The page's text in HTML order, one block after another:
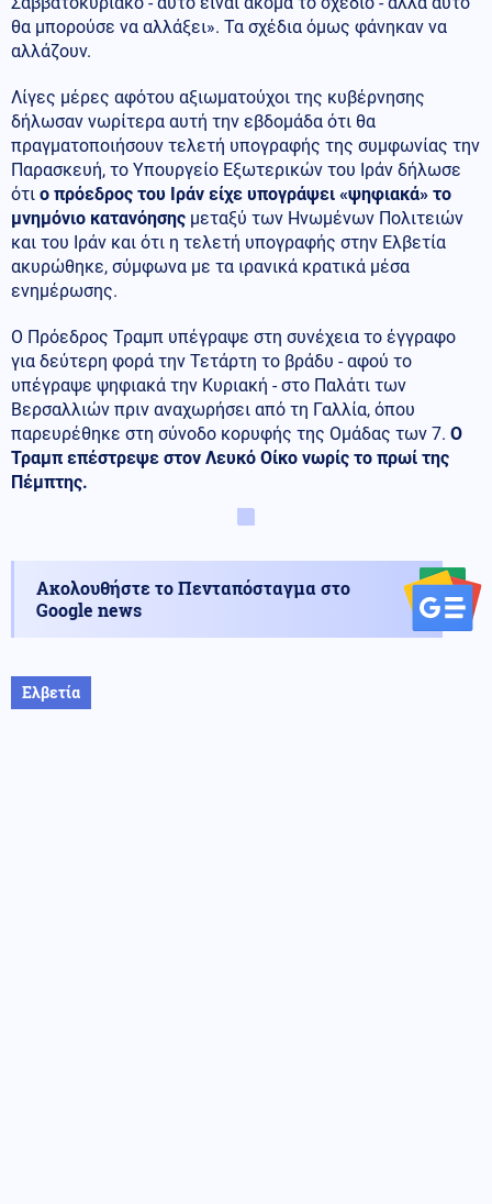
θα μπορούσε να αλλάξει». Τα σχέδια όμως φάνηκαν να
αλλάζουν.
Λίγες μέρες αφότου αξιωματούχοι της κυβέρνησης
δήλωσαν νωρίτερα αυτή την εβδομάδα ότι θα
πραγματοποιήσουν τελετή υπογραφής της συμφωνίας την
Παρασκευή, το Υπουργείο Εξωτερικών του Ιράν δήλωσε
ότι ο πρόεδρος του Ιράν είχε υπογράψει «ψηφιακά» το
μνημόνιο κατανόησης μεταξύ των Ηνωμένων Πολιτειών
και του Ιράν και ότι η τελετή υπογραφής στην Ελβετία
ακυρώθηκε, σύμφωνα με τα ιρανικά κρατικά μέσα
ενημέρωσης.
Ο Πρόεδρος Τραμπ υπέγραψε στη συνέχεια το έγγραφο
για δεύτερη φορά την Τετάρτη το βράδυ - αφού το
υπέγραψε ψηφιακά την Κυριακή - στο Παλάτι των
Βερσαλλιών πριν αναχωρήσει από τη Γαλλία, όπου
παρευρέθηκε στη σύνοδο κορυφής της Ομάδας των 7. Ο
Τραμπ επέστρεψε στον Λευκό Οίκο νωρίς το πρωί της
Πέμπτης.
Ακολουθήστε το Πενταπόσταγμα στο
Google news
Ελβετία